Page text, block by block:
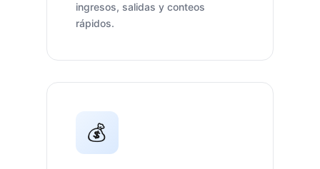
ingresos, salidas y conteos
rápidos.
💰